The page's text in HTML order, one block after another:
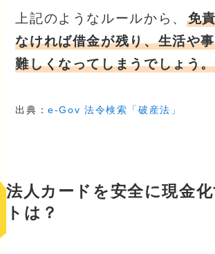
上記のようなルールから、 免
なければ借金が残り、生活や
難しくなってしまうでしょう。
出典：e-Gov 法令検索「破産法」
法人カードを安全に現金
トは？